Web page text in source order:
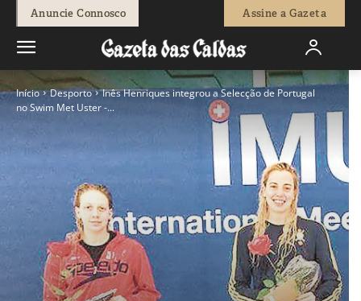
Anuncie Connosco Assine a Gazeta
Início Desporto
Inês Henriques integrou a Selecção de Portugal
no Swim Met Uster -...